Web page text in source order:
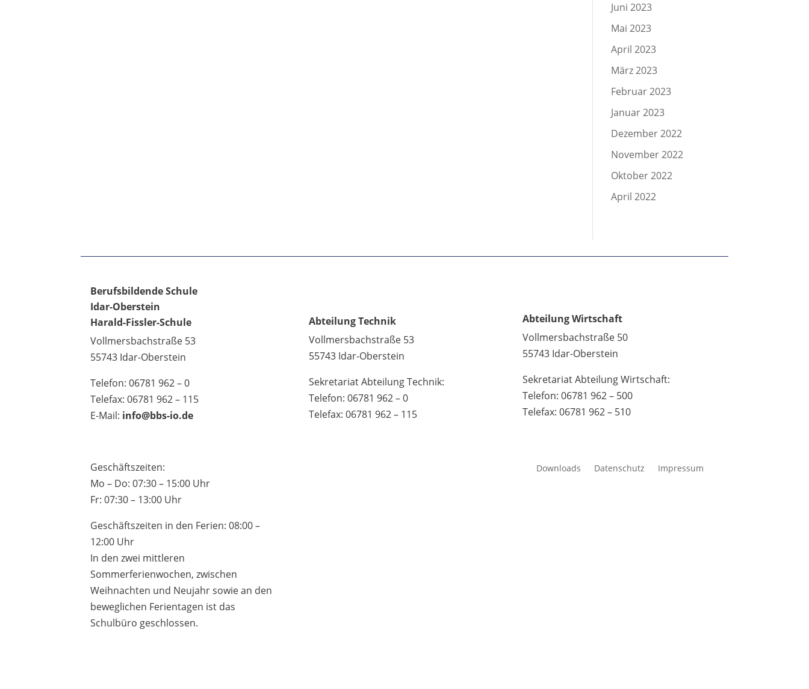
Juni 2023
Mai 2023
April 2023
März 2023
Februar 2023
Januar 2023
Dezember 2022
November 2022
Oktober 2022
April 2022
Berufsbildende Schule
Idar-Oberstein
Harald-Fissler-Schule
Vollmersbachstraße 53
55743 Idar-Oberstein
Telefon: 06781 962 – 0
Telefax: 06781 962 – 115
E-Mail: info@bbs-io.de
Abteilung Technik
Vollmersbachstraße 53
55743 Idar-Oberstein
Sekretariat Abteilung Technik:
Telefon: 06781 962 – 0
Telefax: 06781 962 – 115
Abteilung Wirtschaft
Vollmersbachstraße 50
55743 Idar-Oberstein
Sekretariat Abteilung Wirtschaft:
Telefon: 06781 962 – 500
Telefax: 06781 962 – 510
Geschäftszeiten:
Mo – Do: 07:30 – 15:00 Uhr
Fr: 07:30 – 13:00 Uhr
Geschäftszeiten in den Ferien: 08:00 –
12:00 Uhr
In den zwei mittleren
Sommerferienwochen, zwischen
Weihnachten und Neujahr sowie an den
beweglichen Ferientagen ist das
Schulbüro geschlossen.
Downloads Datenschutz Impressum